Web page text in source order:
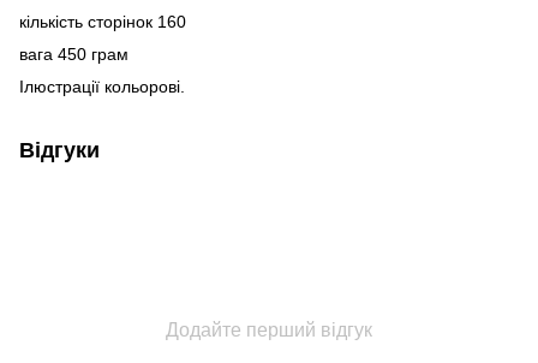
кількість сторінок 160
вага 450 грам
Ілюстрації кольорові.
Відгуки
Додайте перший відгук